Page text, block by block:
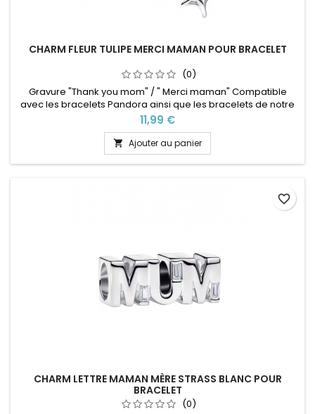
CHARM FLEUR TULIPE MERCI MAMAN POUR BRACELET
(0)
Gravure "Thank you mom" / " Merci maman" Compatible
avec les bracelets Pandora ainsi que les bracelets de notre
site idéal pour : Noël, Saint Valentin, anniversaire,
anniversaire de mariage
Prix
11,99 €
 Ajouter au panier
CHARM LETTRE MAMAN MÈRE STRASS BLANC POUR
BRACELET
(0)
favorite_border